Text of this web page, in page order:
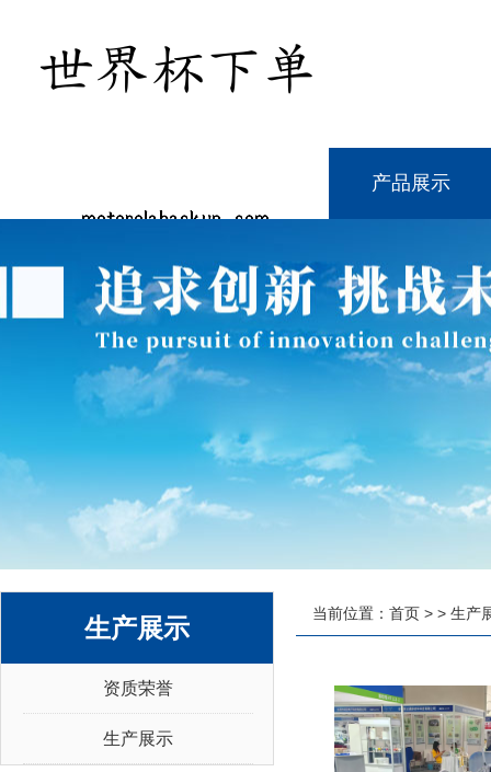
产品展示
生产展示
资质荣誉
生产展示
当前位置： 首页 > > 生产